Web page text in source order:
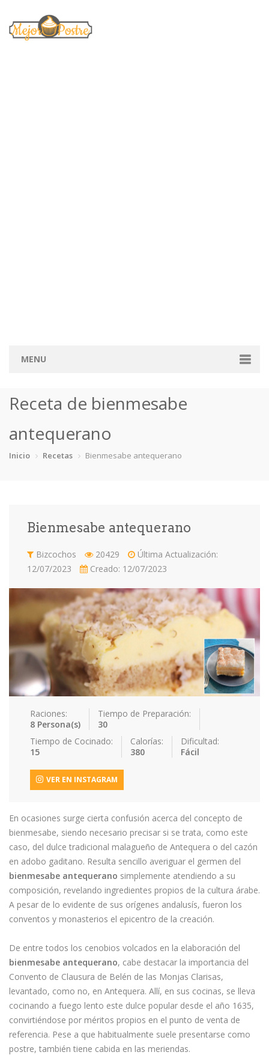
MENU
Categorías
Bizcochos Crepes Dulces Sartén
Consejos y Trucos
Contacto
Acceder / Registro
Receta de bienmesabe
antequerano
Inicio Recetas Bienmesabe antequerano
Bienmesabe antequerano
Bizcochos 20429
Última Actualización:
12/07/2023
Creado: 12/07/2023
Raciones:
8 Persona(s)
Tiempo de Preparación:
30
Tiempo de Cocinado:
15
Calorías:
380
Dificultad:
Fácil
VER EN INSTAGRAM
En ocasiones surge cierta confusión acerca del concepto de
bienmesabe, siendo necesario precisar si se trata, como este
caso, del dulce tradicional malagueño de Antequera o del cazón
en adobo gaditano. Resulta sencillo averiguar el germen del
bienmesabe antequerano simplemente atendiendo a su
composición, revelando ingredientes propios de la cultura árabe.
A pesar de lo evidente de sus orígenes andalusís, fueron los
conventos y monasterios el epicentro de la creación.
De entre todos los cenobios volcados en la elaboración del
bienmesabe antequerano, cabe destacar la importancia del
Convento de Clausura de Belén de las Monjas Clarisas,
levantado, como no, en Antequera. Allí, en sus cocinas, se lleva
cocinando a fuego lento este dulce popular desde el año 1635,
convirtiéndose por méritos propios en el punto de venta de
referencia. Pese a que habitualmente suele presentarse como
postre, también tiene cabida en las meriendas.